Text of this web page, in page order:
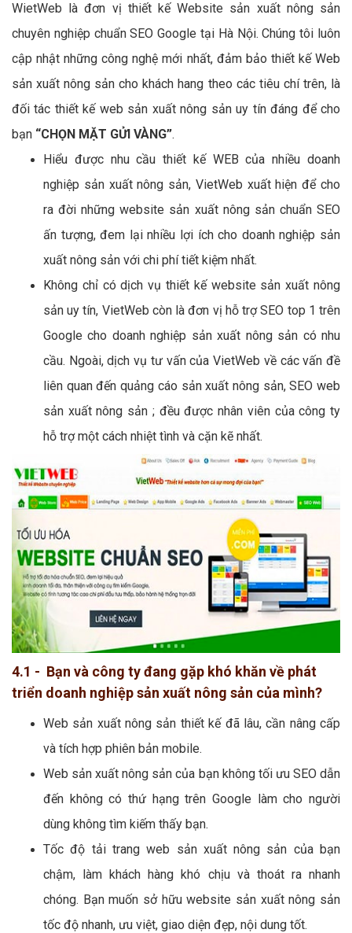
WietWeb là đơn vị thiết kế Website sản xuất nông sản
chuyên nghiệp chuẩn SEO Google tại Hà Nội. Chúng tôi luôn
cập nhật những công nghệ mới nhất, đảm bảo thiết kế Web
sản xuất nông sản cho khách hang theo các tiêu chí trên, là
đối tác thiết kế web sản xuất nông sản uy tín đáng để cho
bạn “CHỌN MẶT GỬI VÀNG”.
Hiểu được nhu cầu thiết kế WEB của nhiều doanh
nghiệp sản xuất nông sản, VietWeb xuất hiện để cho
ra đời những website sản xuất nông sản chuẩn SEO
ấn tượng, đem lại nhiều lợi ích cho doanh nghiệp sản
xuất nông sản với chi phí tiết kiệm nhất.
Không chỉ có dịch vụ thiết kế website sản xuất nông
sản uy tín, VietWeb còn là đơn vị hỗ trợ SEO top 1 trên
Google cho doanh nghiệp sản xuất nông sản có nhu
cầu. Ngoài, dịch vụ tư vấn của VietWeb về các vấn đề
liên quan đến quảng cáo sản xuất nông sản, SEO web
sản xuất nông sản ; đều được nhân viên của công ty
hỗ trợ một cách nhiệt tình và cặn kẽ nhất.
4.1 - Bạn và công ty đang gặp khó khăn về phát
triển doanh nghiệp sản xuất nông sản của mình?
Web sản xuất nông sản thiết kế đã lâu, cần nâng cấp
và tích hợp phiên bản mobile.
Web sản xuất nông sản của bạn không tối ưu SEO dẫn
đến không có thứ hạng trên Google làm cho người
dùng không tìm kiếm thấy bạn.
Tốc độ tải trang web sản xuất nông sản của bạn
chậm, làm khách hàng khó chịu và thoát ra nhanh
chóng. Bạn muốn sở hữu website sản xuất nông sản
tốc độ nhanh, ưu việt, giao diện đẹp, nội dung tốt.